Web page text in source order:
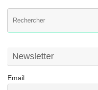
Newsletter
Email